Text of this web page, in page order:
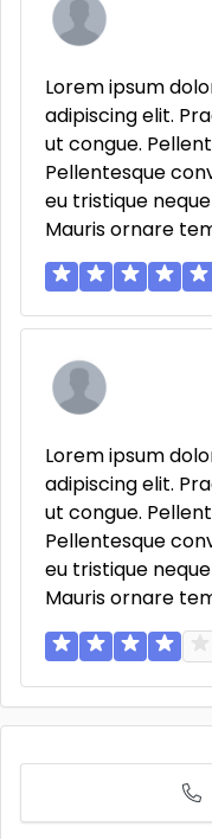
Lorem ipsum
adipiscing elit.
ut congue.
Pellentesque
eu tristique
Mauris ornare
Lorem ipsum
adipiscing elit.
ut congue.
Pellentesque
eu tristique
Mauris ornare